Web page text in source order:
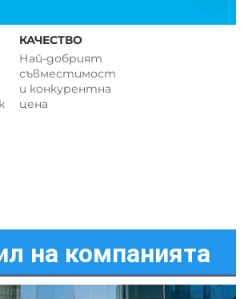
КАЧЕСТВО
Най-добрият
съвместимост
и конкурентна
цена
на компанията